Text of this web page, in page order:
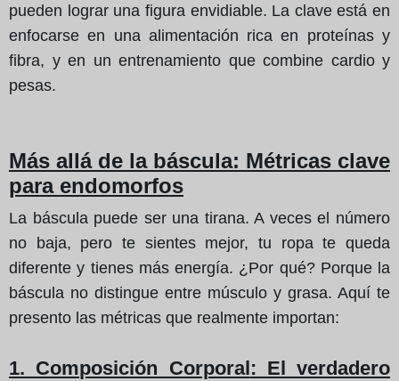
pueden lograr una figura envidiable. La clave está en
enfocarse en una alimentación rica en proteínas y
fibra, y en un entrenamiento que combine cardio y
pesas.
Más allá de la báscula: Métricas clave
para endomorfos
La báscula puede ser una tirana. A veces el número
no baja, pero te sientes mejor, tu ropa te queda
diferente y tienes más energía. ¿Por qué? Porque la
báscula no distingue entre músculo y grasa. Aquí te
presento las métricas que realmente importan:
1. Composición Corporal: El verdadero